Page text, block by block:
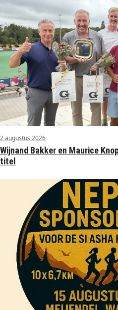
2 augustus 2026
Wijnand Bakker en Maurice
titel